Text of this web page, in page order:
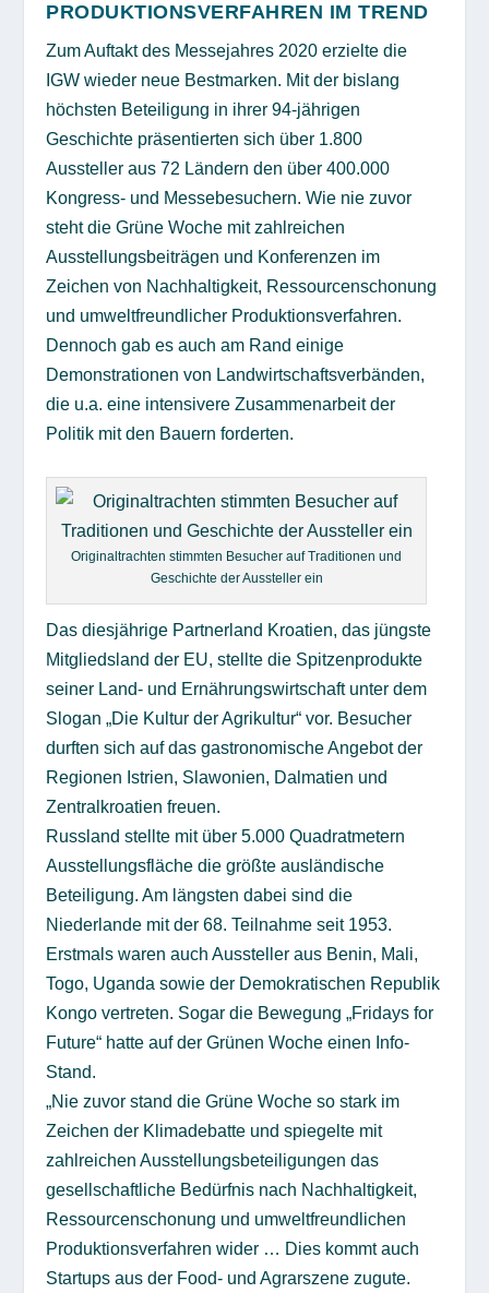
PRODUKTIONSVERFAHREN IM TREND
Zum Auftakt des Messejahres 2020 erzielte die
IGW wieder neue Bestmarken. Mit der bislang
höchsten Beteiligung in ihrer 94-jährigen
Geschichte präsentierten sich über 1.800
Aussteller aus 72 Ländern den über 400.000
Kongress- und Messebesuchern. Wie nie zuvor
steht die Grüne Woche mit zahlreichen
Ausstellungsbeiträgen und Konferenzen im
Zeichen von Nachhaltigkeit, Ressourcenschonung
und umweltfreundlicher Produktionsverfahren.
Dennoch gab es auch am Rand einige
Demonstrationen von Landwirtschaftsverbänden,
die u.a. eine intensivere Zusammenarbeit der
Politik mit den Bauern forderten.
Originaltrachten stimmten Besucher auf Traditionen und
Geschichte der Aussteller ein
Das diesjährige Partnerland Kroatien, das jüngste
Mitgliedsland der EU, stellte die Spitzenprodukte
seiner Land- und Ernährungswirtschaft unter dem
Slogan „Die Kultur der Agrikultur“ vor. Besucher
durften sich auf das gastronomische Angebot der
Regionen Istrien, Slawonien, Dalmatien und
Zentralkroatien freuen.
Russland stellte mit über 5.000 Quadratmetern
Ausstellungsfläche die größte ausländische
Beteiligung. Am längsten dabei sind die
Niederlande mit der 68. Teilnahme seit 1953.
Erstmals waren auch Aussteller aus Benin, Mali,
Togo, Uganda sowie der Demokratischen Republik
Kongo vertreten. Sogar die Bewegung „Fridays for
Future“ hatte auf der Grünen Woche einen Info-
Stand.
„Nie zuvor stand die Grüne Woche so stark im
Zeichen der Klimadebatte und spiegelte mit
zahlreichen Ausstellungsbeteiligungen das
gesellschaftliche Bedürfnis nach Nachhaltigkeit,
Ressourcenschonung und umweltfreundlichen
Produktionsverfahren wider … Dies kommt auch
Startups aus der Food- und Agrarszene zugute.